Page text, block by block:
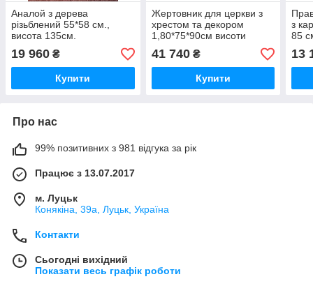
Аналой з дерева
різьблений 55*58 см.,
висота 135см.
19 960 ₴
Купити
Жертовник для церкви з
хрестом та декором
1,80*75*90см висоти
41 740₴
Купити
з
85
13
Про нас
99% позитивних з 981 відгука за рік
Працює з 13.07.2017
м. Луцьк
Конякіна, 39а, Луцьк, Україна
Контакти
Сьогодні вихідний
Показати весь графік роботи